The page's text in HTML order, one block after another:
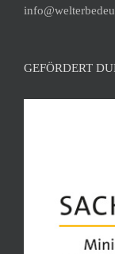
GEFÖRDERT